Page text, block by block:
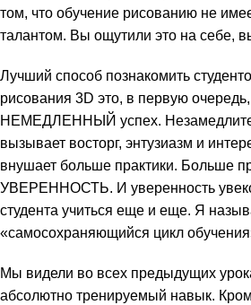
том, что обучение рисованию не
талантом. Вы ощутили это на себе,
Лучший способ познакомить
рисования 3D это, в первую
НЕМЕДЛЕННЫЙ успех.
вызывает восторг, энтузиазм и
внушает больше практики. Больше
УВЕРЕННОСТЬ. И уверенность
студента учиться еще и еще. Я
«самосохраняющийся цикл
Мы видели во всех предыдущих
абсолютно тренируемый навык.